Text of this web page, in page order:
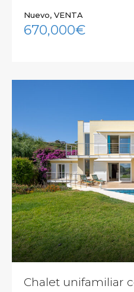
Nuevo, VENTA
670,000€
Chalet unifamiliar